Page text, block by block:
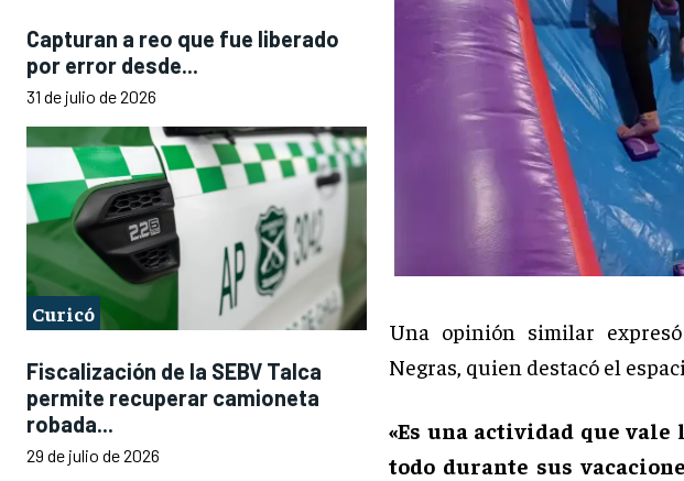
Capturan a reo que fue liberado
por error desde...
31 de julio de 2026
Curicó
Fiscalización de la SEBV Talca
permite recuperar camioneta
robada...
29 de julio de 2026
Una opinión similar expresó
Negras, quien destacó el
«Es una actividad que vale
todo durante sus